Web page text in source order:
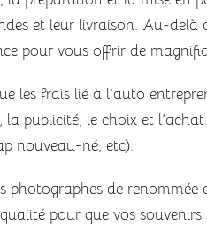
et leur livraison. Au-delà
pour vous offrir de
les frais lié à l’auto
publicité, le choix et l’achat
nouveau-né, etc).
de renommée
pour que vos souvenirs